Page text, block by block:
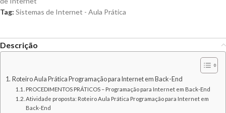
Tag: Sistemas de Internet - Aula Prática
Descrição
Roteiro Aula Prática Programação para Internet em Back-End
PROCEDIMENTOS PRÁTICOS – Programação para Internet em Back-End
Atividade proposta: Roteiro Aula Prática Programação para Internet em
Back-End